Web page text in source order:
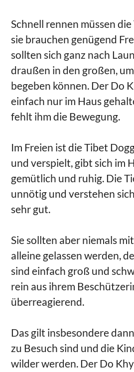
Schnell rennen müssen
sie brauchen genügend
sollten sich ganz nach
draußen in den großen,
begeben können. Der Do
einfach nur im Haus
fehlt ihm die Bewegung.
Im Freien ist die Tibet
und verspielt, gibt sich im
gemütlich und ruhig. Die
unnötig und verstehen
sehr gut.
Sie sollten aber niemals
alleine gelassen werden,
sind einfach groß und
rein aus ihrem
überreagierend.
Das gilt insbesondere
zu Besuch sind und die
wilder werden. Der Do